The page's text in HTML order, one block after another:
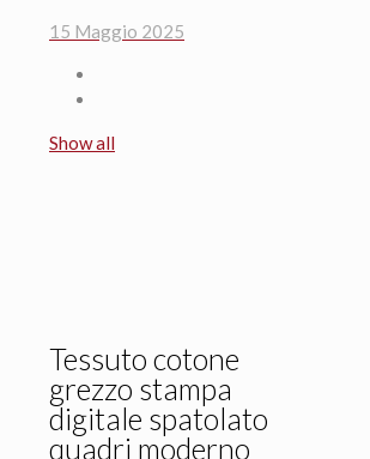
15 Maggio 2025
Show all
Tessuto cotone
grezzo stampa
digitale spatolato
quadri moderno